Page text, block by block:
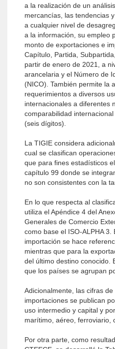
a la realización de un
mercancías, las tendencias
a cualquier nivel de
a la información, su empleo
monto de exportaciones e
Capítulo, Partida,
partir de enero de 2021, a
arancelaria y el Número de
(NICO). También permite la
requerimientos a diversos
internacionales a diferentes
comparabilidad
(seis dígitos).
La TIGIE considera
cual se clasifican
que para fines estadísticos
capítulo 99 donde se
no son consistentes con la
En lo que respecta al
utiliza el Apéndice 4 del
Generales de Comercio
como base el ISO-ALPHA 3.
importación se hace
mientras que para la
del último destino conocido.
que los países se agrupan
Adicionalmente, las cifras
importaciones se publican
uso intermedio y capital y
marítimo, aéreo, ferroviario,
Por otra parte, como